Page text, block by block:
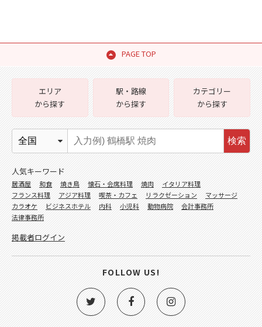
PAGE TOP
エリア
から探す
駅・路線
から探す
カテゴリー
から探す
検索
人気キーワード
居酒屋 和食 焼き鳥 懐石・会席料理 焼肉
イタリア料理
フランス料理
アジア料理 喫茶・カフェ リラクゼーション
マッサージ
カラオケ
ビジネスホテル 内科 小児科 動物病院
会計事務所
法律事務所
掲載者ログイン
FOLLOW US!